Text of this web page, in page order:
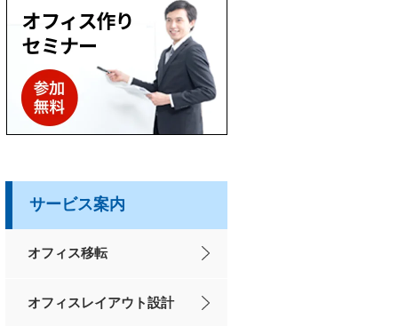
サービス案内
オフィス移転
オフィスレイアウト設計